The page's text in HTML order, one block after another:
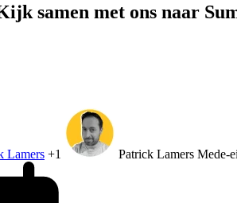
samen met ons naar
Lamers +1 Patrick Lamers Mede-